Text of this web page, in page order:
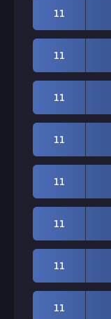
11
11
11
11
11
11
11
11